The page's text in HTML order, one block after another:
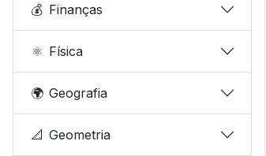
💰 Finanças
⚛️ Física
🌍 Geografia
📐 Geometria